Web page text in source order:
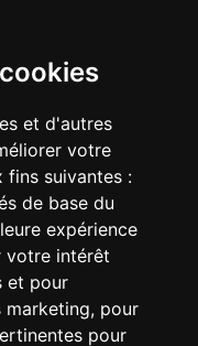
et d'autres
votre
fins suivantes :
de base du
expérience
votre intérêt
et pour
marketing, pour
pour